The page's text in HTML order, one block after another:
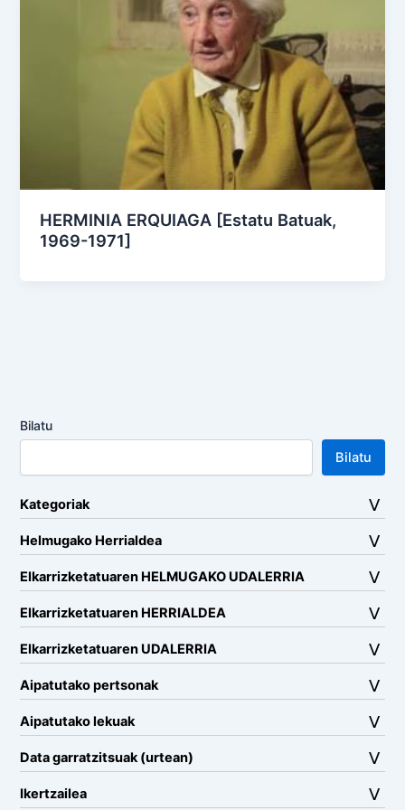
HERMINIA ERQUIAGA [Estatu Batuak,
1969-1971]
Bilatu
Bilatu
Kategoriak
Helmugako Herrialdea
Elkarrizketatuaren HELMUGAKO UDALERRIA
Elkarrizketatuaren HERRIALDEA
Elkarrizketatuaren UDALERRIA
Aipatutako pertsonak
Aipatutako lekuak
Data garratzitsuak (urtean)
Ikertzailea